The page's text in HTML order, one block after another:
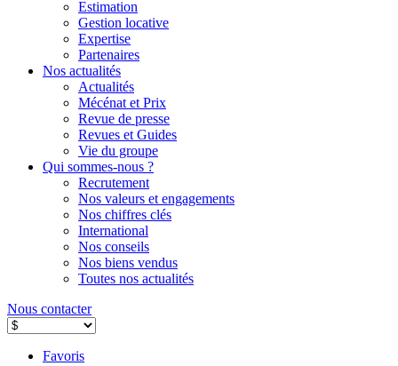
Estimation
Gestion locative
Expertise
Partenaires
Nos actualités
Actualités
Mécénat et Prix
Revue de presse
Revues et Guides
Vie du groupe
Qui sommes-nous ?
Recrutement
Nos valeurs et engagements
Nos chiffres clés
International
Nos conseils
Nos biens vendus
Toutes nos actualités
Nous contacter
Favoris